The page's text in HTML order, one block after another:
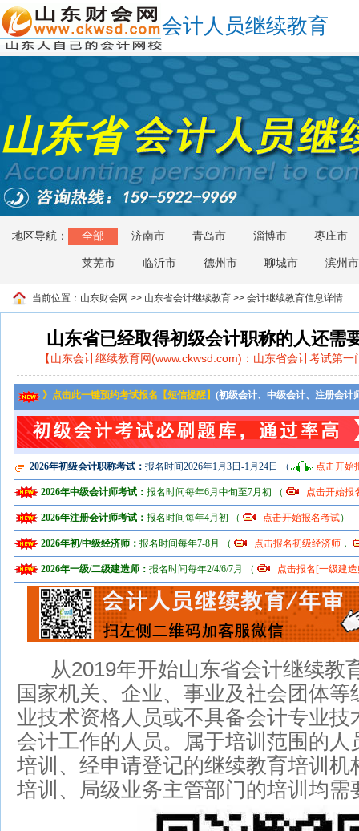
会计人员继续教育
山东省
地区导航： 全部 济南市 青岛市 淄博市 枣庄市
莱芜市 临沂市 德州市 聊城市 滨州市
当前位置： 山东财会网 >> 山东省会计继续教育 >> 会计继续教育信息详情
山东省已经取得初级会计职称的人还需
【山东会计继续教育网(www.ckwsd.com)：山东省会计考试第一
》点击此一键预约考试报名【短信提醒】(初级会计、中级会计、注册会
2026年初级会计职称考试：报名时间2026年1月3日-1月24日 （ 点击开始
2026年中级会计师考试：报名时间每年6月中旬至7月初 （ 点击开始报
2026年注册会计师考试：报名时间每年4月初 （ 点击开始报名考试）
2026年初/中级经济师：报名时间每年7-8月 （ 点击报名初级经济师 ，
2026年一级/二级建造师：报名时间每年2/4/6/7月 （ 点击报名[一级建
从2019年开始山东省会计继续教
国家机关、企业、事业及社会团体
业技术资格人员或不具备会计专业技
会计工作的人员。属于培训范围的人
培训、经申请登记的继续教育培训机
培训、局级业务主管部门的培训均需